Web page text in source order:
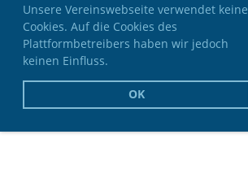
Unsere Vereinswebseite verwendet keine
Cookies. Auf die Cookies des
Plattformbetreibers haben wir jedoch
keinen Einfluss.
OK